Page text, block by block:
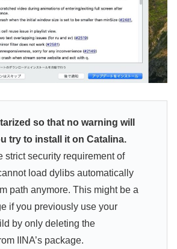
so that no warning will
try to install it on Catalina.
strict security requirement of
load dylibs automatically
path anymore. This might be a
if you previously use your
by only deleting the
IINA’s package.